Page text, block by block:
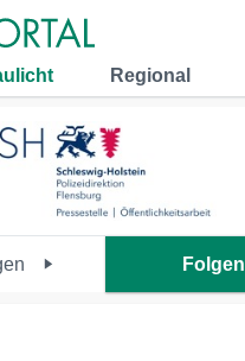
Regional
Folgen